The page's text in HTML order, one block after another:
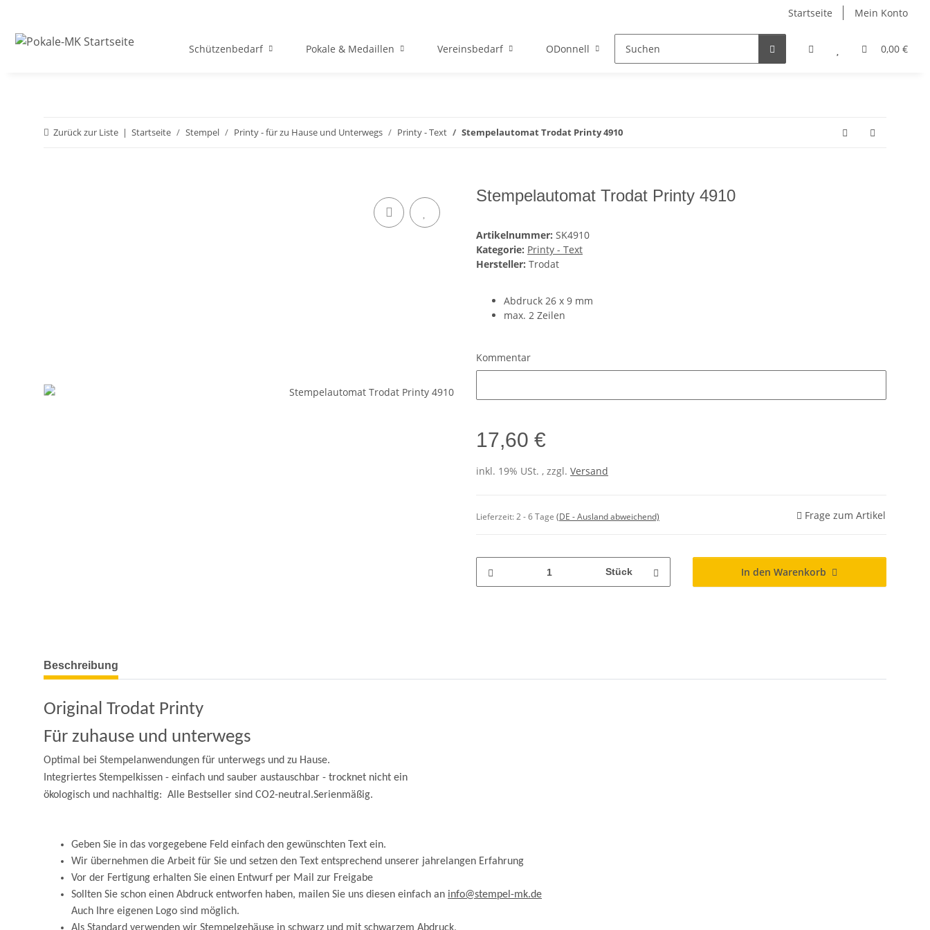
Startseite Mein Konto
0,00 €
Schützenbedarf Pokale & Medaillen Vereinsbedarf ODonnell Jagdauszeichnungen Stempel Teamware
Zurück zur Liste Startseite Stempel Printy - für zu Hause und Unterwegs Printy - Text Stempelautomat Trodat Printy 4910
Stempelautomat Trodat Printy 4910
Artikelnummer: SK4910
Kategorie: Printy - Text
Hersteller: Trodat
Abdruck 26 x 9 mm
max. 2 Zeilen
Kommentar
17,60 €
inkl. 19% USt. , zzgl. Versand
Lieferzeit:2 - 6 Tage (DE - Ausland abweichend) Frage zum Artikel
Stück In den Warenkorb
weitere Registerkarten anzeigen
Beschreibung
Original Trodat Printy
Für zuhause und unterwegs
Optimal bei Stempelanwendungen für unterwegs und zu Hause.
Integriertes Stempelkissen - einfach und sauber austauschbar - trocknet nicht ein
ökologisch und nachhaltig: Alle Bestseller sind CO2-neutral.Serienmäßig.
Geben Sie in das vorgegebene Feld einfach den gewünschten Text ein.
Wir übernehmen die Arbeit für Sie und setzen den Text entsprechend unserer jahrelangen Erfahrung
Vor der Fertigung erhalten Sie einen Entwurf per Mail zur Freigabe
Sollten Sie schon einen Abdruck entworfen haben, mailen Sie uns diesen einfach an info@stempel-mk.de
Auch Ihre eigenen Logo sind möglich.